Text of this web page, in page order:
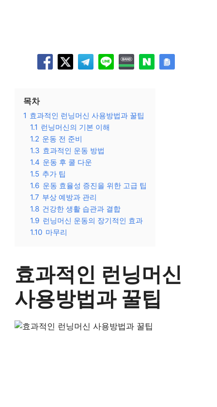
목차
1 효과적인 런닝머신 사용방법과 꿀팁
1.1 런닝머신의 기본 이해
1.2 운동 전 준비
1.3 효과적인 운동 방법
1.4 운동 후 쿨 다운
1.5 추가 팁
1.6 운동 효율성 증진을 위한 고급 팁
1.7 부상 예방과 관리
1.8 건강한 생활 습관과 결합
1.9 런닝머신 운동의 장기적인 효과
1.10 마무리
효과적인 런닝머신
사용방법과 꿀팁